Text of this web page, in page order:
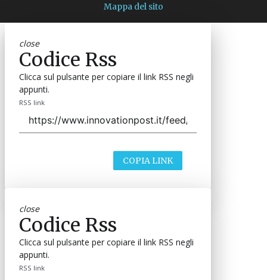
Mappa del sito
close
Codice Rss
Clicca sul pulsante per copiare il link RSS negli
appunti.
RSS link
COPIA LINK
close
Codice Rss
Clicca sul pulsante per copiare il link RSS negli
appunti.
RSS link